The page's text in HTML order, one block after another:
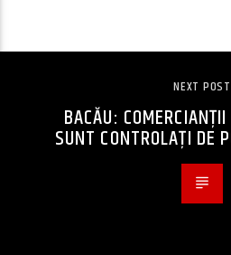
NEXT POST
BACĂU:
SUNT CONTROLAȚI DE